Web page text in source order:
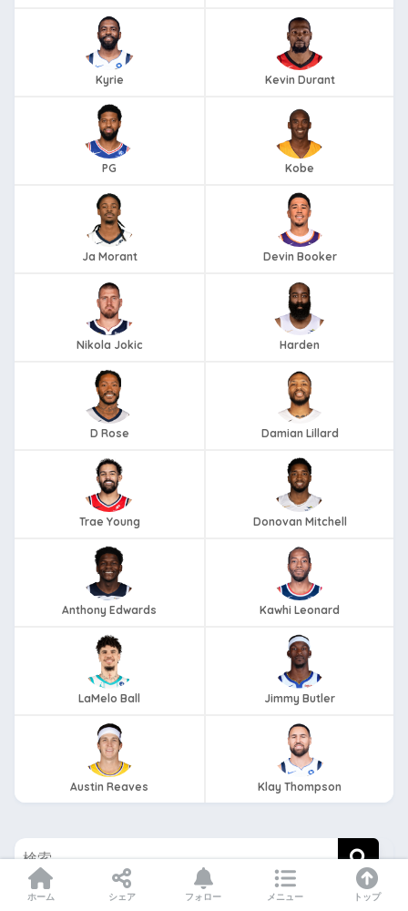
Kyrie Kevin Durant
PG Kobe
Ja Morant Devin Booker
Nikola Jokic Harden
D Rose Damian Lillard
Trae Young Donovan Mitchell
Anthony Edwards Kawhi Leonard
LaMelo Ball Jimmy Butler
Austin Reaves Klay Thompson
ホーム シェア フォロー メニュー トップ